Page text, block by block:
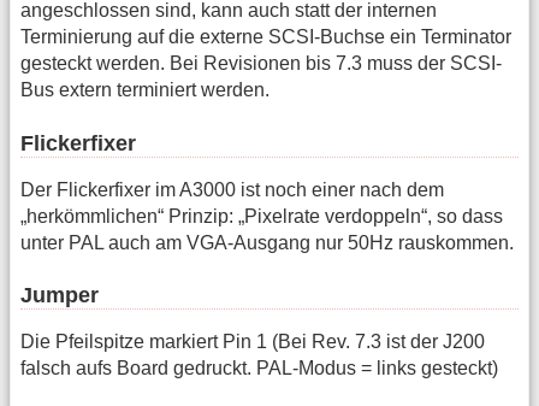
angeschlossen sind, kann auch statt der internen
Terminierung auf die externe SCSI-Buchse ein Terminator
gesteckt werden. Bei Revisionen bis 7.3 muss der SCSI-
Bus extern terminiert werden.
Flickerfixer
Der Flickerfixer im A3000 ist noch einer nach dem
„herkömmlichen“ Prinzip: „Pixelrate verdoppeln“, so dass
unter PAL auch am VGA-Ausgang nur 50Hz rauskommen.
Jumper
Die Pfeilspitze markiert Pin 1 (Bei Rev. 7.3 ist der J200
falsch aufs Board gedruckt. PAL-Modus = links gesteckt)